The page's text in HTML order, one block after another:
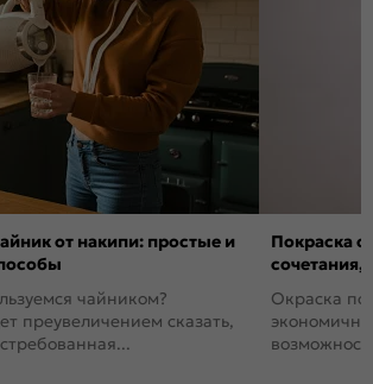
от накипи: простые и
чайником?
преувеличением сказать,
Покраска
сочетания,
Окраска